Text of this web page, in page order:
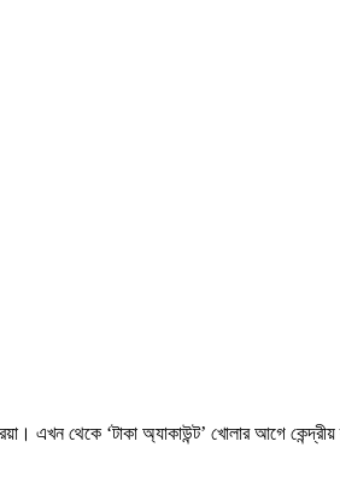
এখন থেকে ‘টাকা অ্যাকাউন্ট’ খোলার আগে